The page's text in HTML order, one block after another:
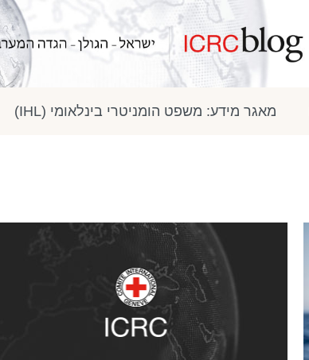
מאגר מידע: משפט הומניטרי בינלאומי (IHL)